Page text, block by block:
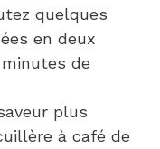
quelques
en deux
de
plus
à café de